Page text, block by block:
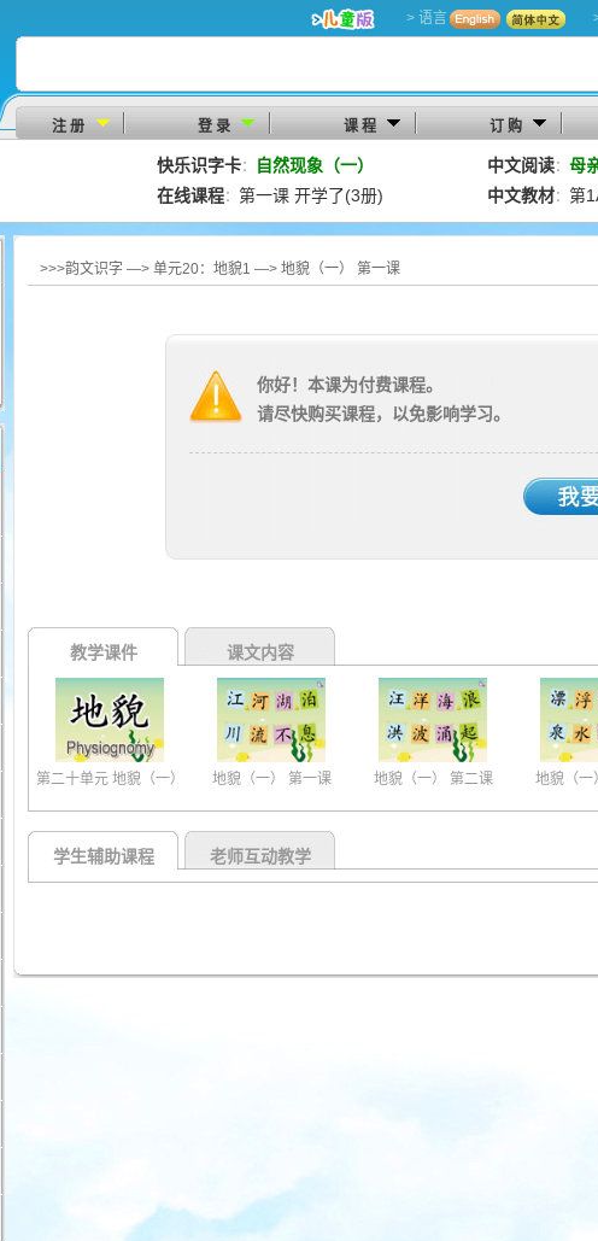
> 语言
注 册 登 录 课 程 订 购
快乐识字卡： 自然现象（一） 中文阅读： 母
在线课程： 第一课 开学了(3册) 中文教材： 第
>>>韵文识字 —> 单元20：地貌1 —> 地貌（一） 第一课
你好！本课为付费课程。
请尽快购买课程，以免影响学习。
教学课件 课文内容
第二十单元 地貌（一） 地貌（一） 第一课 地貌（一） 第二课 地貌（一
学生辅助课程 老师互动教学